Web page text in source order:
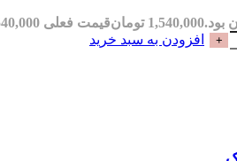
1,540,000 تومانقیمت فعلی 1,540,000 تومان است.
افزودن به سبد خرید